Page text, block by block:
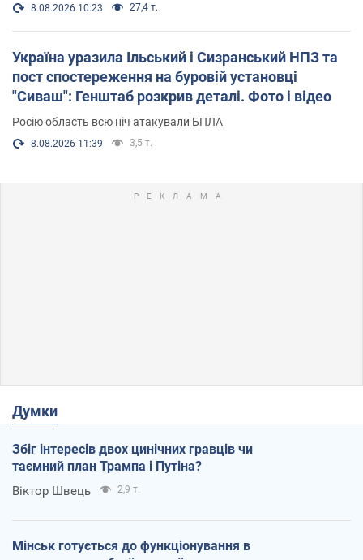
8.08.2026 10:23 27,4 т.
Україна уразила Ільський і Сизранський НПЗ та
пост спостереження на буровій установці
"Сиваш": Генштаб розкрив деталі. Фото і відео
Росію область всю ніч атакували БПЛА
8.08.2026 11:39 3,5 т.
Думки
Збіг інтересів двох цинічних гравців чи
таємний план Трампа і Путіна?
Віктор Швець 2,9 т.
Мінськ готується до функціонування в